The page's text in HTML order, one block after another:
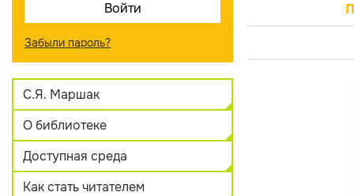
Забыли пароль?
С.Я. Маршак
О библиотеке
Доступная среда
Как стать читателем